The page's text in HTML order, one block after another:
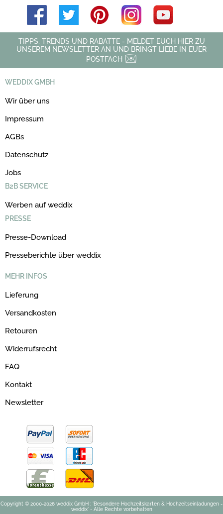
TIPPS, TRENDS UND RABATTE - MELDET EUCH HIER ZU
UNSEREM NEWSLETTER AN UND BRINGT LIEBE IN EUER
POSTFACH
WEDDIX GMBH
Wir über uns
Impressum
AGBs
Datenschutz
Jobs
B2B SERVICE
Werben auf weddix
PRESSE
Presse-Download
Presseberichte über weddix
MEHR INFOS
Lieferung
Versandkosten
Retouren
Widerrufsrecht
FAQ
Kontakt
Newsletter
Copyright © 2000-2026 weddix GmbH : 'Besondere Hochzeitskarten & Hochzeitseinladungen -
weddix' - Alle Rechte vorbehalten